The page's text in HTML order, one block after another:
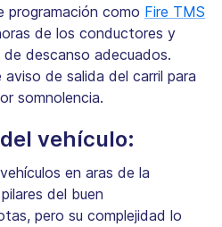
como Fire TMS
de los conductores y
descanso adecuados.
de salida del carril para
somnolencia.
vehículo:
en aras de la
del buen
pero su complejidad lo